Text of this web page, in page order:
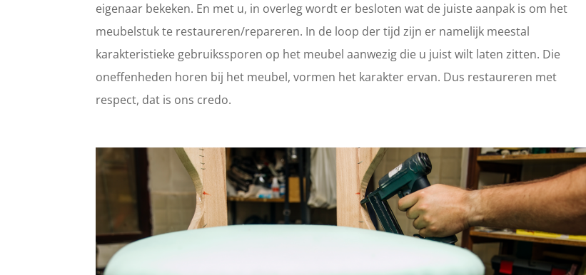
eigenaar bekeken. En met u, in overleg wordt er besloten wat de juiste aanpak is om het
meubelstuk te restaureren/repareren. In de loop der tijd zijn er namelijk meestal
karakteristieke gebruikssporen op het meubel aanwezig die u juist wilt laten zitten. Die
oneffenheden horen bij het meubel, vormen het karakter ervan. Dus restaureren met
respect, dat is ons credo.